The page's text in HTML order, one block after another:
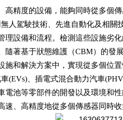
高精度的設備，能夠同時從多個
人駕駛技術、先進自動化及相關
理設備和流程。檢測這些設施劣
隨著基于狀態維護（CBM）的發
施和解決方案中，實現從多個位
(EVs)、插電式混合動力汽車
電池等零部件的開發以及環境和
速、高精度地從多個傳感器同時收